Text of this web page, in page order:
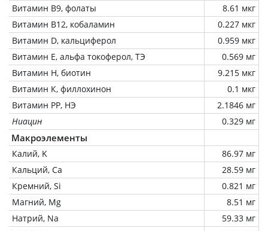
Витамин В9, фолаты
8.61 мкг
Витамин В12, кобаламин
0.227 мкг
Витамин D, кальциферол
0.959 мкг
Витамин Е, альфа токоферол, ТЭ
0.569 мг
Витамин Н, биотин
9.215 мкг
Витамин К, филлохинон
0.1 мкг
Витамин РР, НЭ
2.1846 мг
Ниацин
0.329 мг
Макроэлементы
Калий, K
86.97 мг
Кальций, Ca
28.59 мг
Кремний, Si
0.821 мг
Магний, Mg
8.51 мг
Натрий, Na
59.33 мг